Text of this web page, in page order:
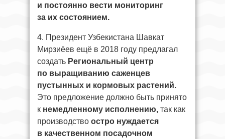
и постоянно вести мониторинг
за их состоянием.
4. Президент Узбекистана Шавкат
Мирзиёев ещё в 2018 году предлагал
создать Региональный центр
по выращиванию саженцев
пустынных и кормовых растений.
Это предложение должно быть принято
к немедленному исполнению, так как
производство остро нуждается
в качественном посадочном